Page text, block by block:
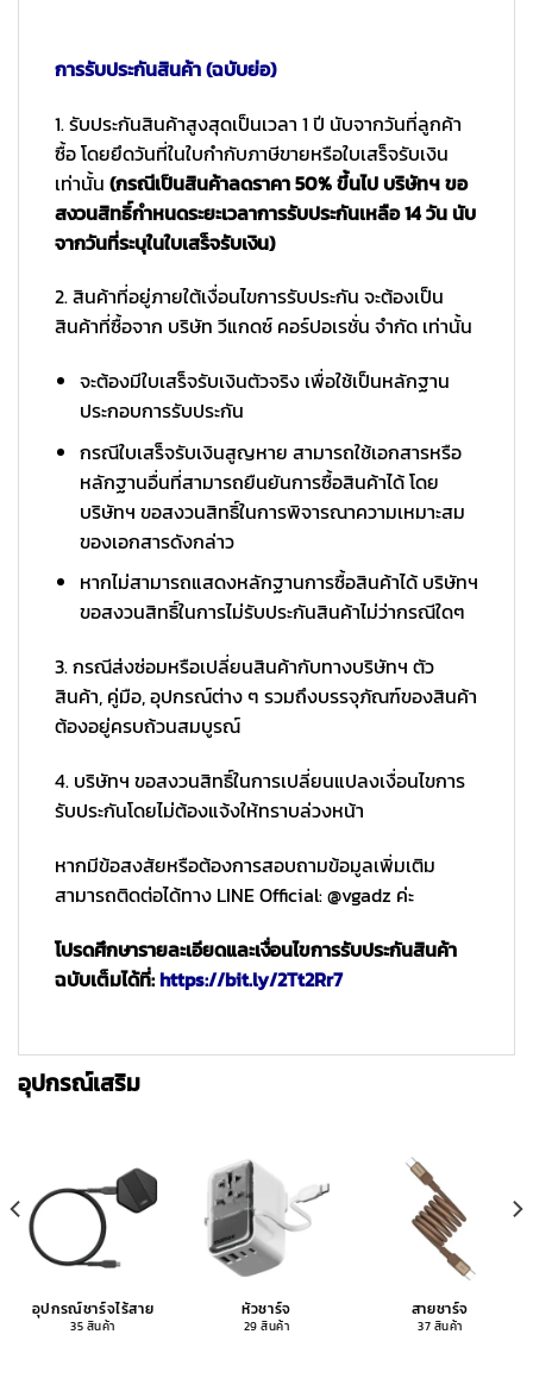
การรับประกันสินค้า (ฉบับย่อ)
1. รับประกันสินค้าสูงสุดเป็นเวลา 1 ปี นับจากวันที่ลูกค้า
ซื้อ โดยยึดวันที่ในใบกำกับภาษีขายหรือใบเสร็จรับเงิน
เท่านั้น (กรณีเป็นสินค้าลดราคา 50% ขึ้นไป บริษัทฯ ขอ
สงวนสิทธิ์กำหนดระยะเวลาการรับประกันเหลือ 14 วัน นับ
จากวันที่ระบุในใบเสร็จรับเงิน)
2. สินค้าที่อยู่ภายใต้เงื่อนไขการรับประกัน จะต้องเป็น
สินค้าที่ซื้อจาก บริษัท วีแกดซ์ คอร์ปอเรชั่น จำกัด เท่านั้น
จะต้องมีใบเสร็จรับเงินตัวจริง เพื่อใช้เป็นหลักฐาน
ประกอบการรับประกัน
กรณีใบเสร็จรับเงินสูญหาย สามารถใช้เอกสารหรือ
หลักฐานอื่นที่สามารถยืนยันการซื้อสินค้าได้ โดย
บริษัทฯ ขอสงวนสิทธิ์ในการพิจารณาความเหมาะสม
ของเอกสารดังกล่าว
หากไม่สามารถแสดงหลักฐานการซื้อสินค้าได้ บริษัทฯ
ขอสงวนสิทธิ์ในการไม่รับประกันสินค้าไม่ว่ากรณีใดๆ
3. กรณีส่งซ่อมหรือเปลี่ยนสินค้ากับทางบริษัทฯ ตัว
สินค้า, คู่มือ, อุปกรณ์ต่าง ๆ รวมถึงบรรจุภัณฑ์ของสินค้า
ต้องอยู่ครบถ้วนสมบูรณ์
4. บริษัทฯ ขอสงวนสิทธิ์ในการเปลี่ยนแปลงเงื่อนไขการ
รับประกันโดยไม่ต้องแจ้งให้ทราบล่วงหน้า
หากมีข้อสงสัยหรือต้องการสอบถามข้อมูลเพิ่มเติม
สามารถติดต่อได้ทาง LINE Official: @vgadz ค่ะ
โปรดศึกษารายละเอียดและเงื่อนไขการรับประกันสินค้า
ฉบับเต็มได้ที่:https://bit.ly/2Tt2Rr7
อุปกรณ์เสริม
อุปกรณ์ชาร์จไร้สาย
35 สินค้า
หัวชาร์จ
29 สินค้า
สายชาร์จ
37 สินค้า